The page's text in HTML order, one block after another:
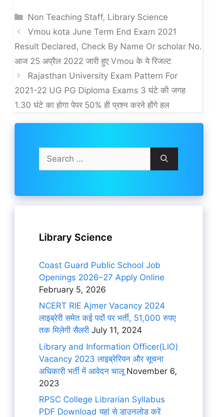
Categories
Non Teaching Staff, Library Science
Vmou kota June Term End Exam 2021
Result Declared, Check By Name Or scholar No.
आज 25 अप्रैल 2022 जारी हुए Vmou के ये रिजल्ट
Rajasthan University Exam Pattern For
2021-22 UG PG Diploma Exams 3 घंटे की जगह
1.30 घंटे का होगा पेपर 50% ही प्रश्न करने होंगे हल
for:
Library Science
Coast Guard Public School Job
Openings 2026–27 Apply Online
February 5, 2026
NCERT RIE Ajmer Vacancy 2024
लाइब्रेरी समेत कई पदों पर भर्ती, 51,000 रुपए
तक मिलेगी सैलरी July 11, 2024
Library and Information Officer(LIO)
Vacancy 2023 लाइब्रेरियन और सूचना
अधिकारी भर्ती में आवेदन चालूNovember 6,
2023
RPSC College Librarian Syllabus
PDF Download यहां से डाउनलोड करें